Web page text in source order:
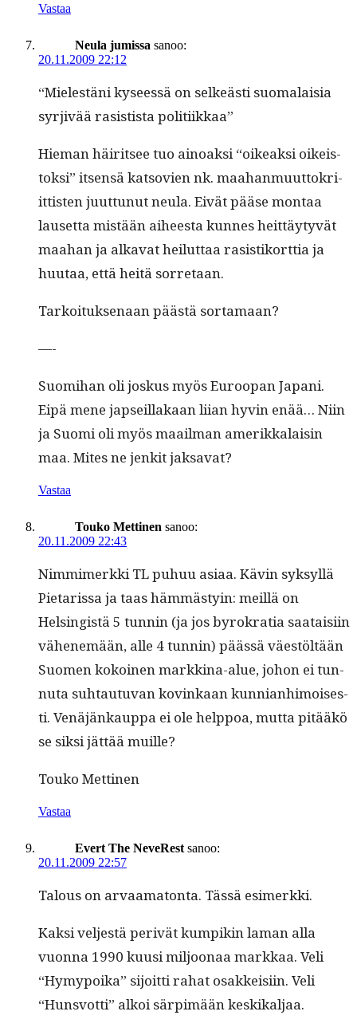
Vastaa
Neula jumissa sanoo:
20.11.2009 22:12
“Mielestäni kyseessä on selkeästi suo­ma­laisia
syr­jivää rasis­tista politiikkaa”
Hie­man häir­it­see tuo ain­oak­si “oikeak­si oikeis­
tok­si” itsen­sä katso­vien nk. maa­han­muut­tokri­
it­tis­ten juut­tunut neu­la. Eivät pääse mon­taa
lauset­ta mis­tään aiheesta kunnes heit­täy­tyvät
maa­han ja alka­vat heilut­taa rasis­tiko­rt­tia ja
huu­taa, että heitä sorretaan.
Tarkoituk­se­naan päästä sortamaan?
—-
Suomi­han oli joskus myös Euroopan Japani.
Eipä mene jap­seil­lakaan liian hyvin enää… Niin
ja Suo­mi oli myös maail­man amerikkalaisin
maa. Mites ne jenkit jaksavat?
Vastaa
Touko Mettinen sanoo:
20.11.2009 22:43
Nim­mimerk­ki TL puhuu asi­aa. Kävin syksyl­lä
Pietaris­sa ja taas häm­mästyin: meil­lä on
Helsingistä 5 tun­nin (ja jos byrokra­tia saataisi­in
vähen­emään, alle 4 tun­nin) päässä väestöltään
Suomen kokoinen markki­na-alue, johon ei tun­
nu­ta suh­tau­tu­van kovinkaan kun­ni­an­hi­moi­ses­
ti. Venäjänkaup­pa ei ole help­poa, mut­ta pitääkö
se sik­si jät­tää muille?
Touko Met­ti­nen
Vastaa
Evert The NeveRest sanoo:
20.11.2009 22:57
Talous on arvaam­a­ton­ta. Tässä esimerkki.
Kak­si vel­jestä perivät kumpikin laman alla
vuon­na 1990 kuusi miljoon­aa markkaa. Veli
“Hymy­poi­ka” sijoit­ti rahat osakkeisi­in. Veli
“Hunsvot­ti” alkoi sär­pimään keskikaljaa.